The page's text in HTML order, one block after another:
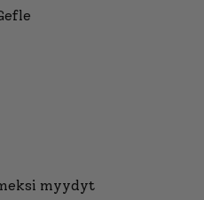
myydyt